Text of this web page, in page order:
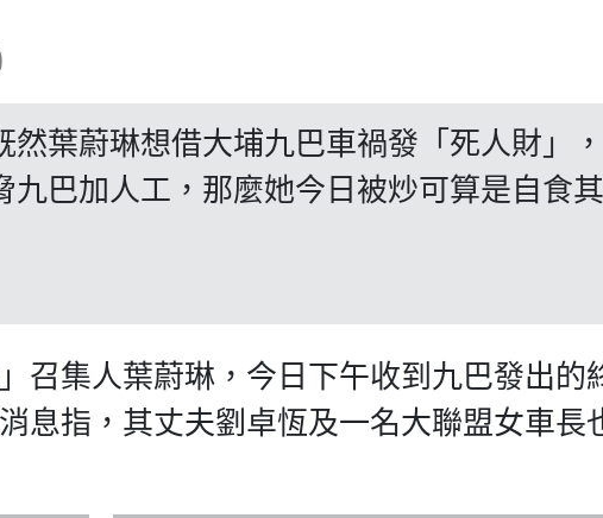
葉蔚琳想借大埔九巴車禍發「死人財」，
九巴加人工，那麼她今日被炒可算是自食其
召集人葉蔚琳，今日下午收到九巴發出的
息指，其丈夫劉卓恆及一名大聯盟女車長